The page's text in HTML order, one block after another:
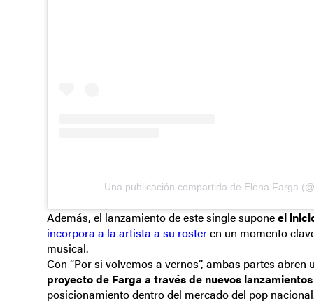
Una publicación compartida de Elena Farga
Además, el lanzamiento de este single suponeel
incorpora a la artista a su rosteren un momento
musical.
Con “Por si volvemos a vernos”, ambas partes abren
proyecto de Farga a través de nuevos
posicionamiento dentro del mercado del pop